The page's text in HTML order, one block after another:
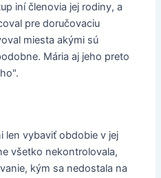
iní členovia jej rodiny, a
pre doručovaciu
miesta akými sú
Mária aj jeho preto
len vybaviť obdobie v jej
všetko nekontrolovala,
kým sa nedostala na